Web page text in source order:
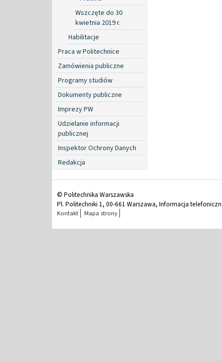
Wszczęte do 30
kwietnia 2019 r.
Habilitacje
Praca w Politechnice
Zamówienia publiczne
Programy studiów
Dokumenty publiczne
Imprezy PW
Udzielanie informacji
publicznej
Inspektor Ochrony Danych
Redakcja
© Politechnika Warszawska
Pl. Politechniki 1, 00-661 Warszawa, Informacja
Kontakt Mapa strony